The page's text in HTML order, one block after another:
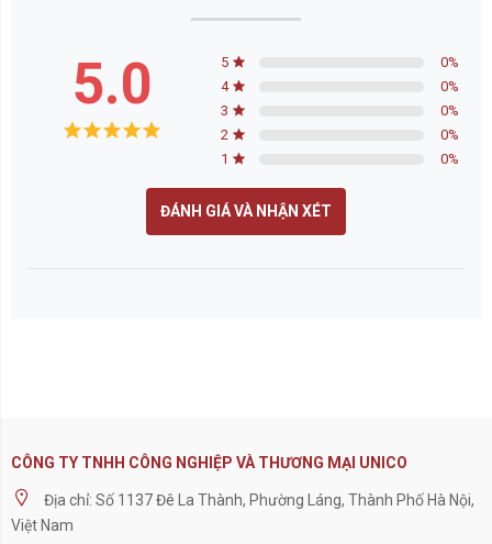
5.0 5 0%
4
0%
3
0%
2
0%
1
0%
ĐÁNH GIÁ VÀ NHẬN XÉT
CÔNG TY TNHH CÔNG NGHIỆP VÀ THƯƠNG MẠI UNICO
Địa chỉ: Số 1137 Đê La Thành, Phường Láng, Thành Phố Hà Nội,
Việt Nam